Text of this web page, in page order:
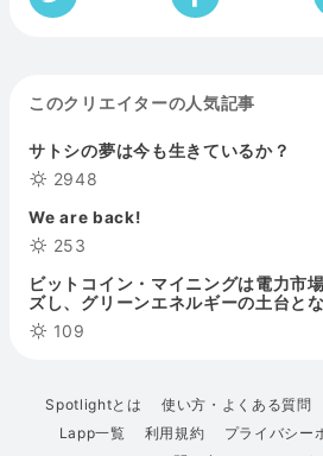
このクリエイターの人気記事
サトシの夢は今も生きているか？
2948
We are back!
253
ビットコイン・マイニングは電力市
ズし、グリーンエネルギーの土台と
109
Spotlightとは 使い方・よくある質問
Lapp一覧
利用規約 プライバシー